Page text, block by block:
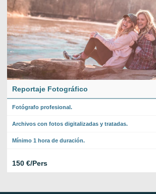
Reportaje Fotográfico
Fotógrafo profesional.
Archivos con fotos digitalizadas y tratadas.
Mínimo 1 hora de duración.
150 €/Pers